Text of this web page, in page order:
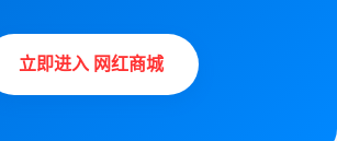
立即进入 网红商城